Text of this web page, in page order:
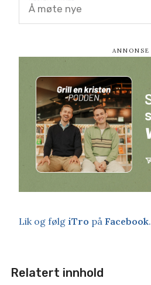
Å møte nye
Lik og følg iTro på Facebook.
Relatert innhold